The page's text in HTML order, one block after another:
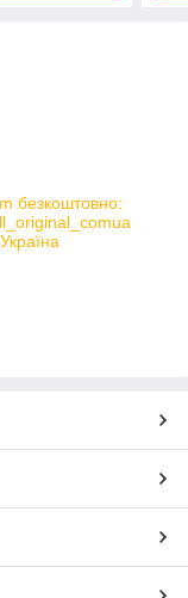
безкоштовно: